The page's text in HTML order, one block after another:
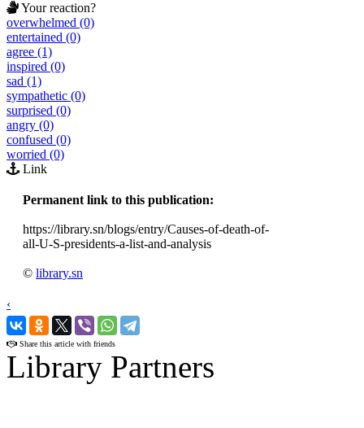
Your reaction?
overwhelmed (0)
entertained (0)
agree (1)
inspired (0)
sad (1)
sympathetic (0)
surprised (0)
angry (0)
confused (0)
worried (0)
Link
Permanent link to this publication:
https://library.sn/blogs/entry/Causes-of-death-of-
all-U-S-presidents-a-list-and-analysis
© library.sn
‹
›
Share this article with friends
Library Partners